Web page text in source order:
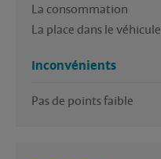
La consommation
La place dans le véhicule
Inconvénients
Pas de points faible